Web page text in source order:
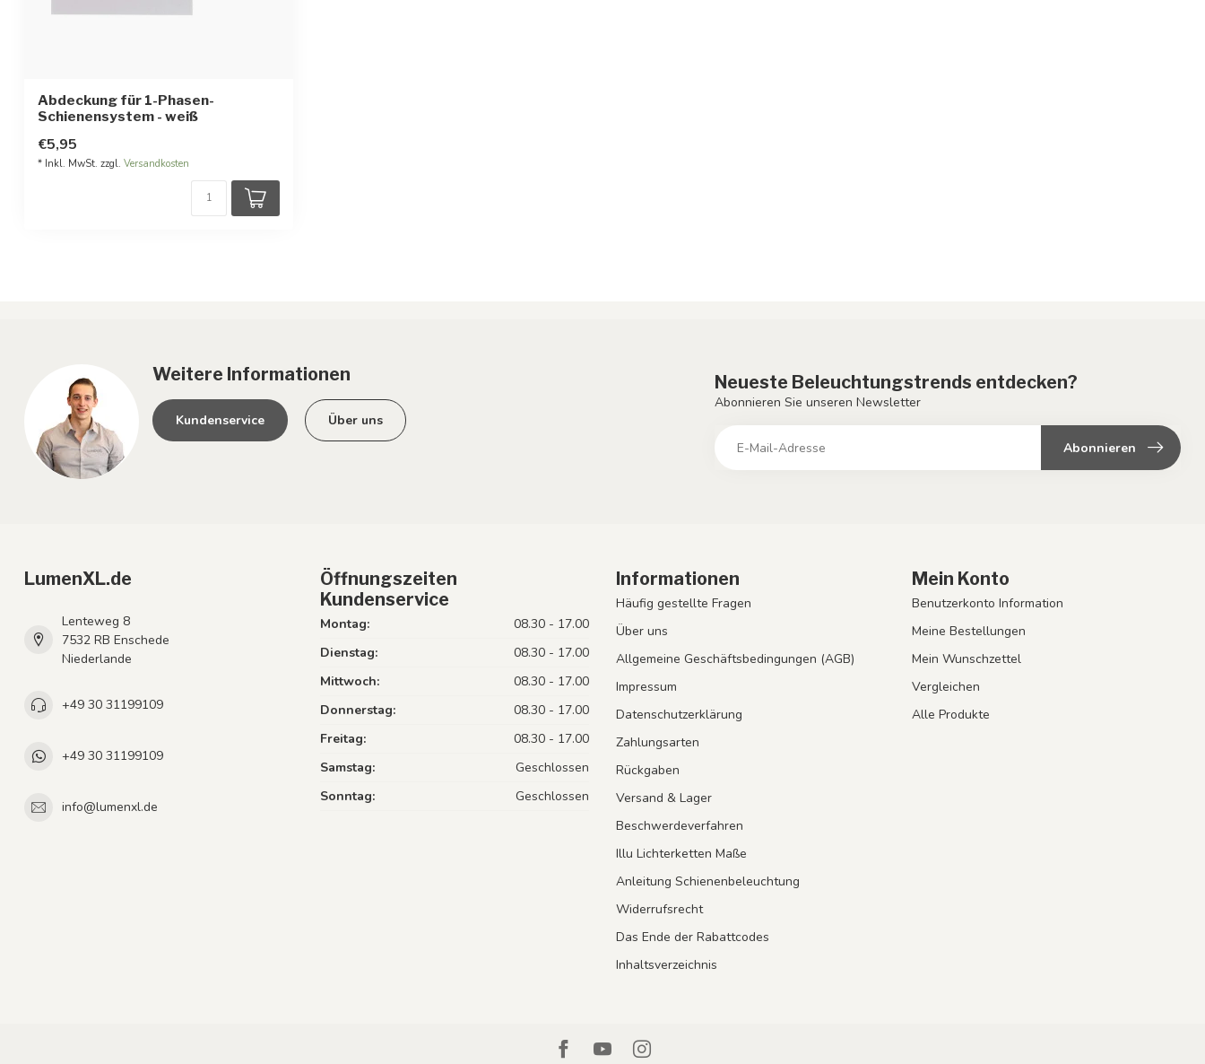
Abdeckung für 1-Phasen-
Schienensystem - weiß
€5,95
* Inkl. MwSt. zzgl. Versandkosten
Weitere Informationen
Kundenservice Über uns
Neueste Beleuchtungstrends entdecken?
Abonnieren Sie unseren Newsletter
Abonnieren
LumenXL.de
Lenteweg 8
7532 RB Enschede
Niederlande
+49 30 31199109
+49 30 31199109
info@lumenxl.de
Öffnungszeiten
Kundenservice
Montag:
08.30 - 17.00
Dienstag:
08.30 - 17.00
Mittwoch:
08.30 - 17.00
Donnerstag:
08.30 - 17.00
Freitag:
08.30 - 17.00
Samstag:
Geschlossen
Sonntag:
Geschlossen
Informationen
Häufig gestellte Fragen
Über uns
Allgemeine Geschäftsbedingungen (AGB)
Impressum
Datenschutzerklärung
Zahlungsarten
Rückgaben
Versand & Lager
Beschwerdeverfahren
Illu Lichterketten Maße
Anleitung Schienenbeleuchtung
Widerrufsrecht
Das Ende der Rabattcodes
Inhaltsverzeichnis
Mein Konto
Benutzerkonto Information
Meine Bestellungen
Mein Wunschzettel
Vergleichen
Alle Produkte